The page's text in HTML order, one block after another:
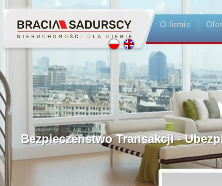
O firmie
Profesjonalne Pośrednictwo
Bezpieczeństwo Transakcji -
Licencjonowani Pośrednicy